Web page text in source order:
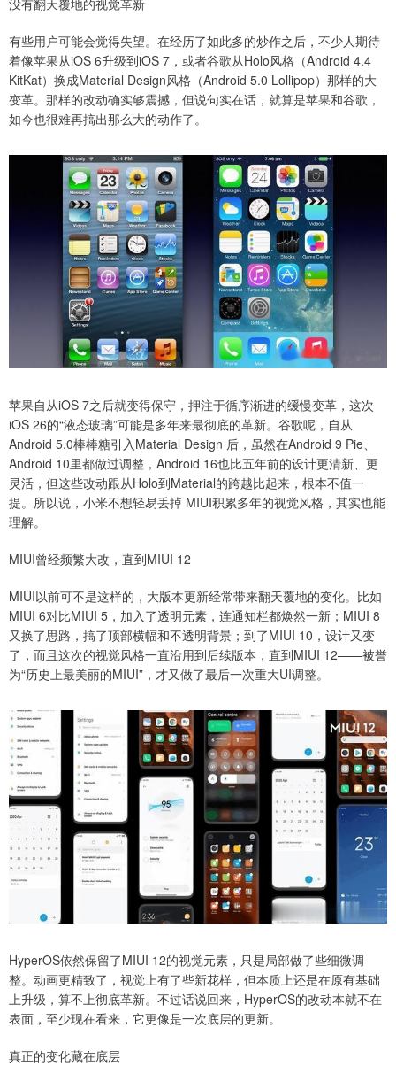
没有翻天覆地的视觉革新
有些用户可能会觉得失望。在经历了如此多的炒作之后，不少人期待
着像苹果从iOS 6升级到iOS 7，或者谷歌从Holo风格（Android 4.4
KitKat）换成Material Design风格（Android 5.0 Lollipop）那样的大
变革。那样的改动确实够震撼，但说句实在话，就算是苹果和谷歌，
如今也很难再搞出那么大的动作了。
苹果自从iOS 7之后就变得保守，押注于循序渐进的缓慢变革，这次
iOS 26的“液态玻璃”可能是多年来最彻底的革新。谷歌呢，自从
Android 5.0棒棒糖引入Material Design 后，虽然在Android 9 Pie、
Android 10里都做过调整，Android 16也比五年前的设计更清新、更
灵活，但这些改动跟从Holo到Material的跨越比起来，根本不值一
提。所以说，小米不想轻易丢掉 MIUI积累多年的视觉风格，其实也能
理解。
MIUI曾经频繁大改，直到MIUI 12
MIUI以前可不是这样的，大版本更新经常带来翻天覆地的变化。比如
MIUI 6对比MIUI 5，加入了透明元素，连通知栏都焕然一新；MIUI 8
又换了思路，搞了顶部横幅和不透明背景；到了MIUI 10，设计又变
了，而且这次的视觉风格一直沿用到后续版本，直到MIUI 12——被誉
为“历史上最美丽的MIUI”，才又做了最后一次重大UI调整。
HyperOS依然保留了MIUI 12的视觉元素，只是局部做了些细微调
整。动画更精致了，视觉上有了些新花样，但本质上还是在原有基础
上升级，算不上彻底革新。不过话说回来，HyperOS的改动本就不在
表面，至少现在看来，它更像是一次底层的更新。
真正的变化藏在底层